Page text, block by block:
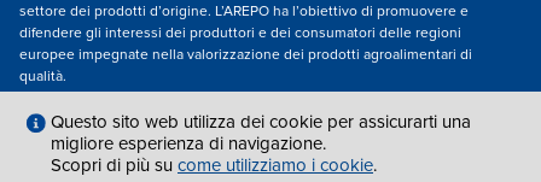
settore dei prodotti d’origine. L’AREPO ha l’obiettivo di promuovere e
difendere gli interessi dei produttori e dei consumatori delle regioni
europee impegnate nella valorizzazione dei prodotti agroalimentari di
qualità.
Seguici su
Questo sito web utilizza dei cookie per assicurarti una
migliore esperienza di navigazione.
Scopri di più su come utilizziamo i cookie.